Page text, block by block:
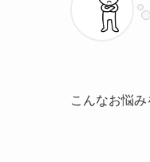
こんなお悩み